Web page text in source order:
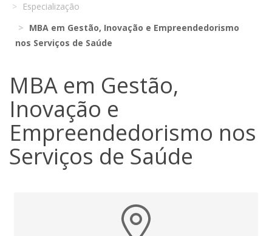
Especialização
MBA em Gestão, Inovação e Empreendedorismo
nos Serviços de Saúde
MBA em Gestão,
Inovação e
Empreendedorismo nos
Serviços de Saúde